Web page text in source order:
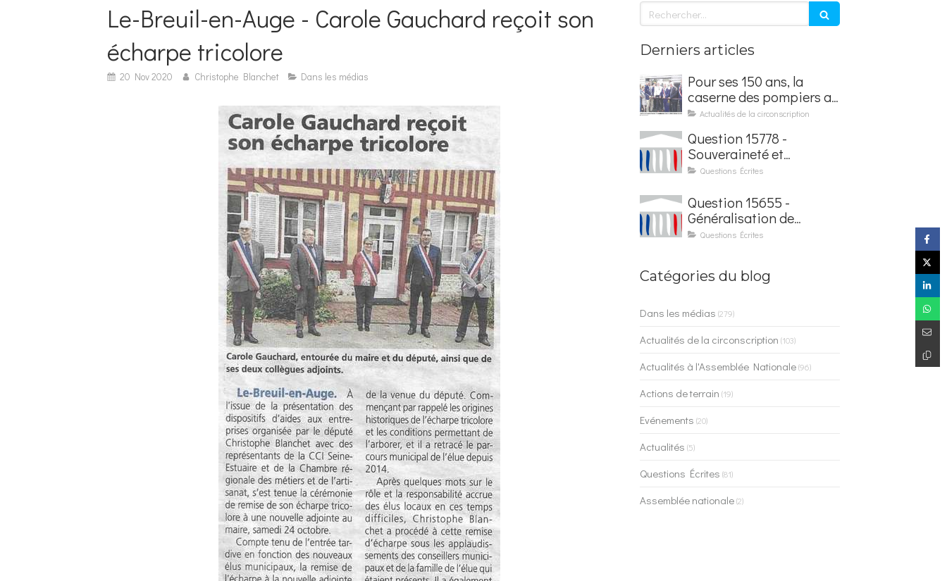
Le-Breuil-en-Auge - Carole Gauchard reçoit son
écharpe tricolore
20 Nov 2020 Christophe Blanchet Dans les médias
Rechercher
Derniers articles
Pour ses 150 ans, la
caserne des pompiers a
été rénovée et baptisée
Courseaux
Actualités de la circonscription
Question 15778 -
Souveraineté et
sécurisation de la
Questions Écrites
Question 15655 -
Généralisation de
l'application France
Questions Écrites
Catégories du blog
Dans les médias (279)
Actualités de la circonscription (103)
Actualités à l'Assemblée Nationale(96)
Actions de terrain (19)
Evénements (20)
Actualités (5)
Questions Écrites (81)
Assemblée nationale(2)